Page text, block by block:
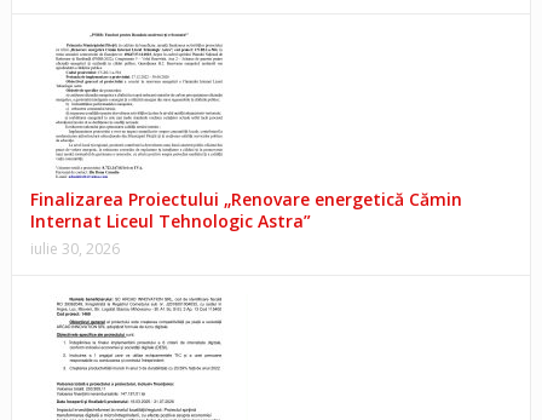
Finalizarea Proiectului „Renovare energetică Cămin
Internat Liceul Tehnologic Astra”
iulie 30, 2026